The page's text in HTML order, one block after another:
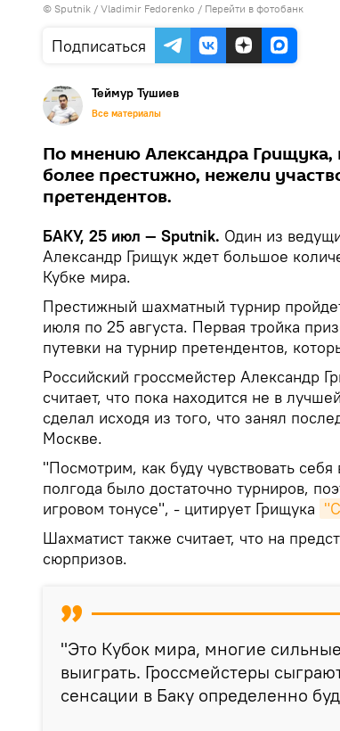
© Sputnik / Vladimir Fedorenko / Перейти в фотобанк
Подписаться
Теймур Тушиев
Все материалы
По мнению Александра Грищука,
более престижно, нежели
претендентов.
БАКУ, 25 июл — Sputnik. Один из
Александр Грищук ждет большое
Кубке мира.
Престижный шахматный турнир
июля по 25 августа. Первая тройка
путевки на турнир претендентов,
Российский гроссмейстер Александр
считает, что пока находится не в
сделал исходя из того, что занял
Москве.
"Посмотрим, как буду чувствовать
полгода было достаточно турниров,
игровом тонусе", - цитирует Грищука
Шахматист также считает, что на
сюрпризов.
"Это Кубок мира, многие
выиграть. Гроссмейстеры
сенсации в Баку определенно